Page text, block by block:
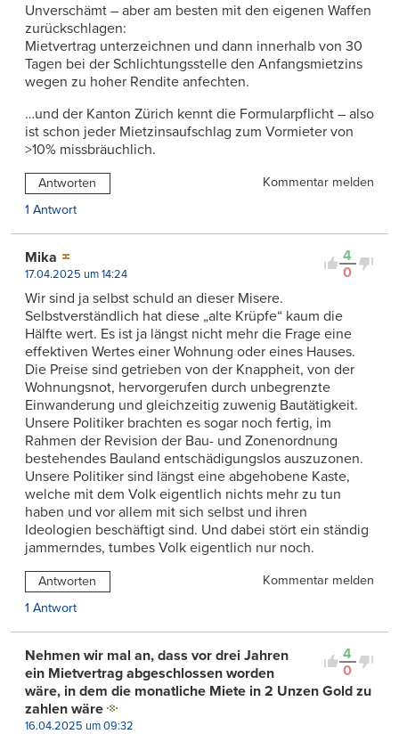
Unverschämt – aber am besten mit den eigenen Waffen
zurückschlagen:
Mietvertrag unterzeichnen und dann innerhalb von 30
Tagen bei der Schlichtungsstelle den Anfangsmietzins
wegen zu hoher Rendite anfechten.
…und der Kanton Zürich kennt die Formularpflicht – also
ist schon jeder Mietzinsaufschlag zum Vormieter von
>10% missbräuchlich.
Antworten
Kommentar melden
1 Antwort
4
0
Mika
17.04.2025 um 14:24
Wir sind ja selbst schuld an dieser Misere.
Selbstverständlich hat diese „alte Krüpfe“ kaum die
Hälfte wert. Es ist ja längst nicht mehr die Frage eine
effektiven Wertes einer Wohnung oder eines Hauses.
Die Preise sind getrieben von der Knappheit, von der
Wohnungsnot, hervorgerufen durch unbegrenzte
Einwanderung und gleichzeitig zuwenig Bautätigkeit.
Unsere Politiker brachten es sogar noch fertig, im
Rahmen der Revision der Bau- und Zonenordnung
bestehendes Bauland entschädigungslos auszuzonen.
Unsere Politiker sind längst eine abgehobene Kaste,
welche mit dem Volk eigentlich nichts mehr zu tun
haben und vor allem mit sich selbst und ihren
Ideologien beschäftigt sind. Und dabei stört ein ständig
jammerndes, tumbes Volk eigentlich nur noch.
Antworten
Kommentar melden
1 Antwort
4
0
Nehmen wir mal an, dass vor drei Jahren
ein Mietvertrag abgeschlossen worden
wäre, in dem die monatliche Miete in 2 Unzen Gold zu
zahlen wäre
16.04.2025 um 09:32